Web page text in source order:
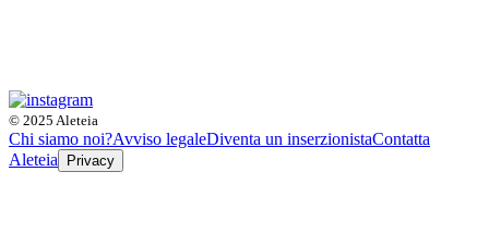
© 2025 Aleteia
Chi siamo noi?Avviso legaleDiventa un inserzionistaContatta
Aleteia
Privacy